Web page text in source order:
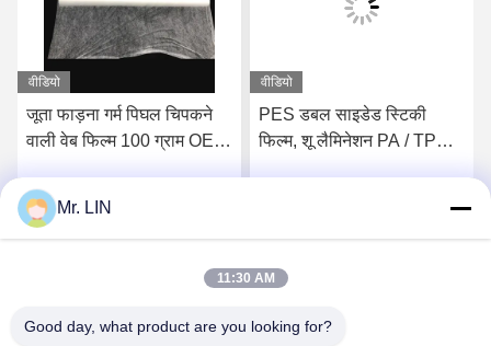
वीडियो
जूता फाड़ना गर्म पिघल चिपकने
वाली वेब फिल्म 100 ग्राम OEM
सर्वोत्तम मूल्य प्राप्त करें
वीडियो
PES डबल साइडेड स्टिकी
फिल्म, शू लैमिनेशन PA / TPU
Mr. LIN
11:30 AM
Good day, what product are you looking for?